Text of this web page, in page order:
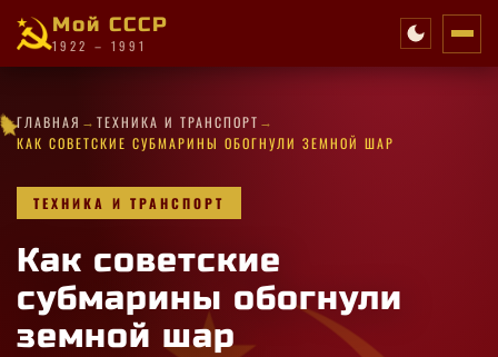
Мой СССР
1922 – 1991
·✧
★
✧
★
★
✦
·★
·★
★
✧
✧
★
·★
✧
·✧
·
✦
★
★
✧
★
✦ГЛАВНАЯ → ТЕХНИКА И ТРАНСПОРТ →
КАК СОВЕТСКИЕ СУБМАРИНЫ ОБОГНУЛИ ЗЕМНОЙ ШАР
ТЕХНИКА И ТРАНСПОРТ
Как советские
субмарины обогнули
земной шар